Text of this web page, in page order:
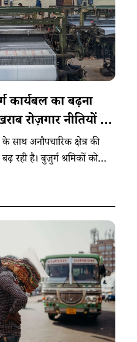
कार्यबल का बढ़ना
रोज़गार नीतियों का
साथ अनौपचारिक क्षेत्र की
रही है। बुज़ुर्ग श्रमिकों को
सुरक्षा उपाय अपनाए जाने